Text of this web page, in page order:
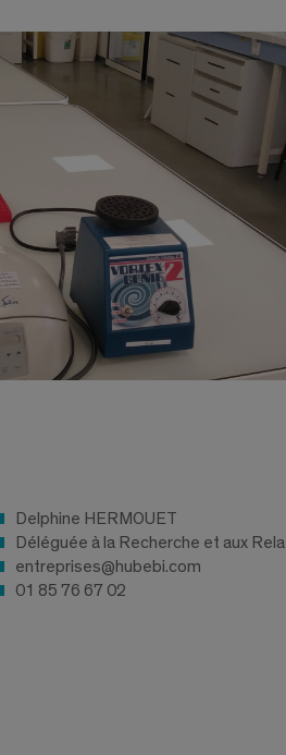
Delphine HERMOUET
Déléguée à la Recherche et aux
entreprises@hubebi.com
01 85 76 67 02